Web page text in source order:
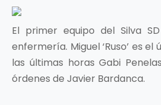
El primer equipo del Silva
enfermería. Miguel ‘Ruso’ es
las últimas horas Gabi
órdenes de Javier Bardanca.